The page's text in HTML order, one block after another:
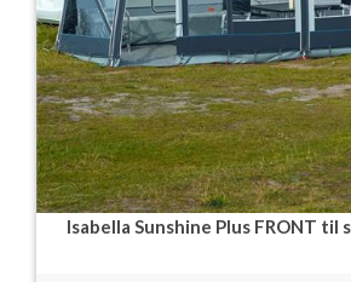
Isabella Sunshine Plus FRONT til